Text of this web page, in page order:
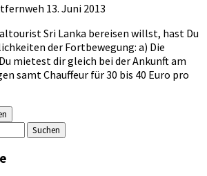
13. Juni 2013
Sri Lanka bereisen willst, hast Du
der Fortbewegung: a) Die
mietest dir gleich bei der Ankunft am
samt Chauffeur für 30 bis 40 Euro pro